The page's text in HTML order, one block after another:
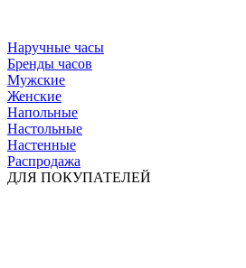
Наручные часы
Бренды часов
Мужские
Женские
Напольные
Настольные
Настенные
Распродажа
ДЛЯ ПОКУПАТЕЛЕЙ